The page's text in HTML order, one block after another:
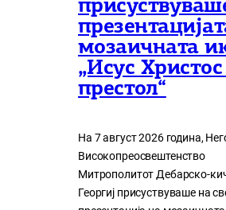
мозаичната
„Исус
престол“
На 7 август 2026 година,
Високопреосвештенство
Митрополитот Дебарско-
Георгиј присуствуваше на